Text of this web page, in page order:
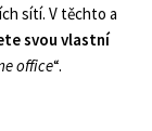
sítí. V těchto a
svou vlastní
office“.